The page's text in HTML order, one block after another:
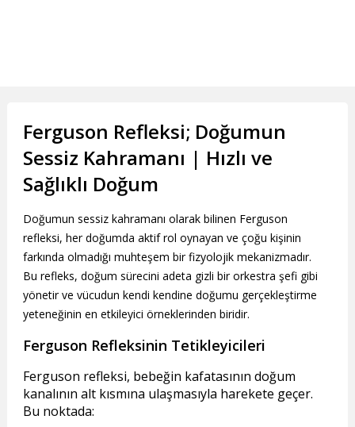
Ferguson Refleksi; Doğumun
Sessiz Kahramanı | Hızlı ve
Sağlıklı Doğum
Doğumun sessiz kahramanı olarak bilinen Ferguson
refleksi, her doğumda aktif rol oynayan ve çoğu kişinin
farkında olmadığı muhteşem bir fizyolojik mekanizmadır.
Bu refleks, doğum sürecini adeta gizli bir orkestra şefi gibi
yönetir ve vücudun kendi kendine doğumu gerçekleştirme
yeteneğinin en etkileyici örneklerinden biridir.
Ferguson Refleksinin Tetikleyicileri
Ferguson refleksi, bebeğin kafatasının doğum
kanalının alt kısmına ulaşmasıyla harekete geçer.
Bu noktada: